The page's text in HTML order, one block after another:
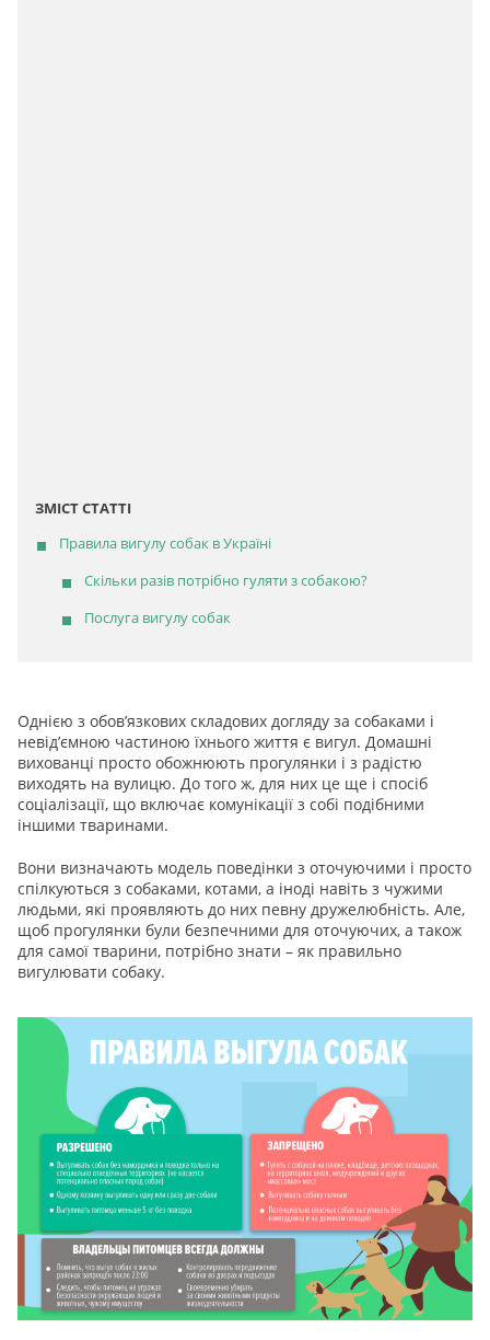
ЗМІСТ СТАТТІ
Правила вигулу собак в Україні
Скільки разів потрібно гуляти з собакою?
Послуга вигулу собак
Однією з обов’язкових складових догляду за собаками і
невід’ємною частиною їхнього життя є вигул. Домашні
вихованці просто обожнюють прогулянки і з радістю
виходять на вулицю. До того ж, для них це ще і спосіб
соціалізації, що включає комунікації з собі подібними
іншими тваринами.
Вони визначають модель поведінки з оточуючими і просто
спілкуються з собаками, котами, а іноді навіть з чужими
людьми, які проявляють до них певну дружелюбність. Але,
щоб прогулянки були безпечними для оточуючих, а також
для самої тварини, потрібно знати – як правильно
вигулювати собаку.